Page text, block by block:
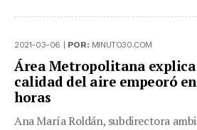
2021-03-06 | POR: MINUTO30.COM
Área Metropolitana
calidad del aire empeoró
horas
Ana María Roldán, subdirectora